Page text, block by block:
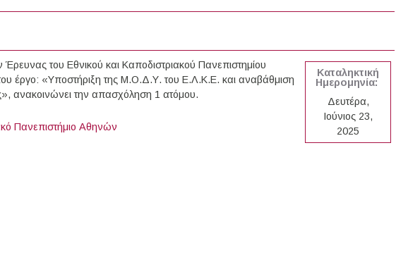
Καταληκτική
Ημερομηνία:
Δευτέρα,
Ιούνιος 23,
2025
του Εθνικού και Καποδιστριακού Πανεπιστημίου
έργο: «Υποστήριξη της Μ.Ο.Δ.Υ. του Ε.Λ.Κ.Ε. και αναβάθμιση
ανακοινώνει την απασχόληση 1 ατόμου.
Πανεπιστήμιο Αθηνών